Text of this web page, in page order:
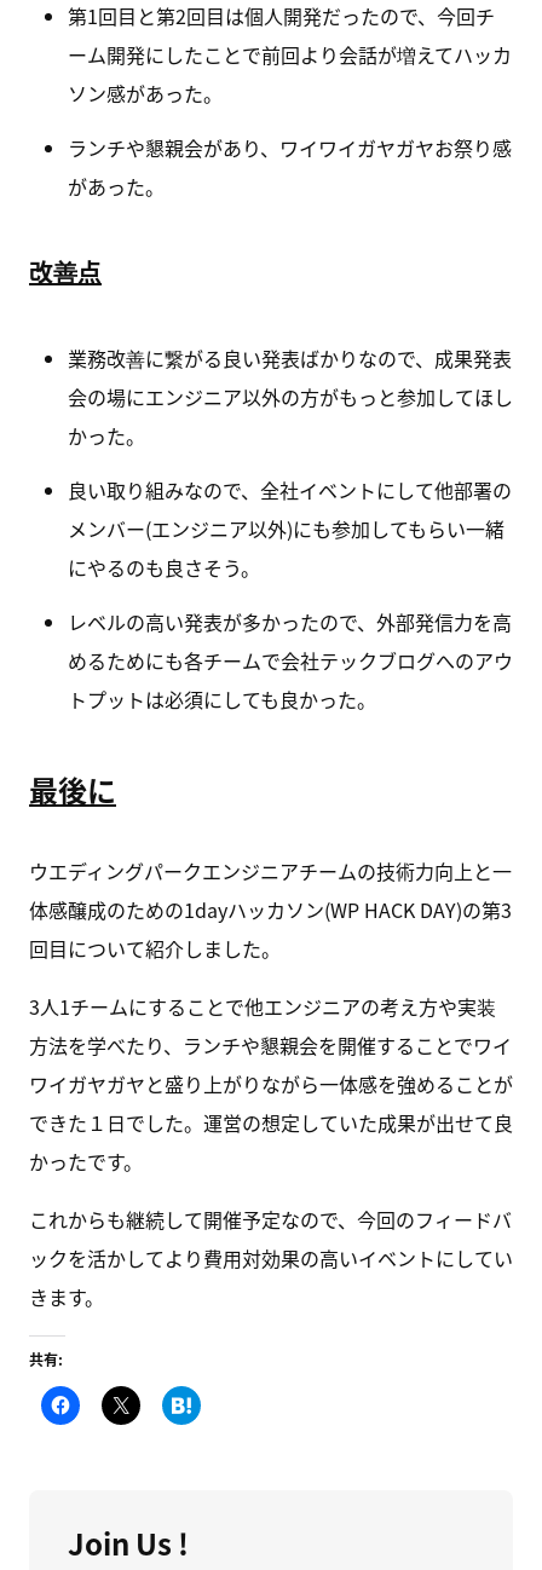
第1回目と第2回目は個人開発だったので、今回チ
ーム開発にしたことで前回より会話が増えてハッカ
ソン感があった。
ランチや懇親会があり、ワイワイガヤガヤお祭り感
があった。
改善点
業務改善に繋がる良い発表ばかりなので、成果発表
会の場にエンジニア以外の方がもっと参加してほし
かった。
良い取り組みなので、全社イベントにして他部署の
メンバー(エンジニア以外)にも参加してもらい一緒
にやるのも良さそう。
レベルの高い発表が多かったので、外部発信力を高
めるためにも各チームで会社テックブログへのアウ
トプットは必須にしても良かった。
最後に
ウエディングパークエンジニアチームの技術力向上と一
体感醸成のための1dayハッカソン(WP HACK DAY)の第3
回目について紹介しました。
3人1チームにすることで他エンジニアの考え方や実装
方法を学べたり、ランチや懇親会を開催することでワイ
ワイガヤガヤと盛り上がりながら一体感を強めることが
できた１日でした。運営の想定していた成果が出せて良
かったです。
これからも継続して開催予定なので、今回のフィードバ
ックを活かしてより費用対効果の高いイベントにしてい
きます。
共有:
F
a
共
有
ク
リ
有
こ
の
Join Us !